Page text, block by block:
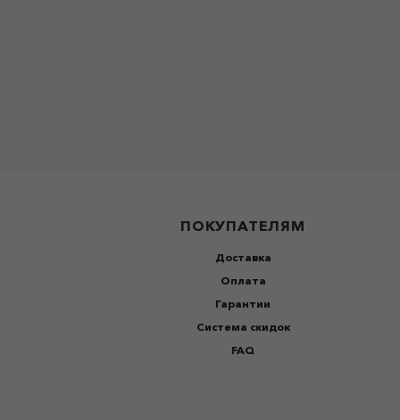
ПОКУПАТЕЛЯМ
Доставка
Оплата
Гарантии
Система скидок
FAQ